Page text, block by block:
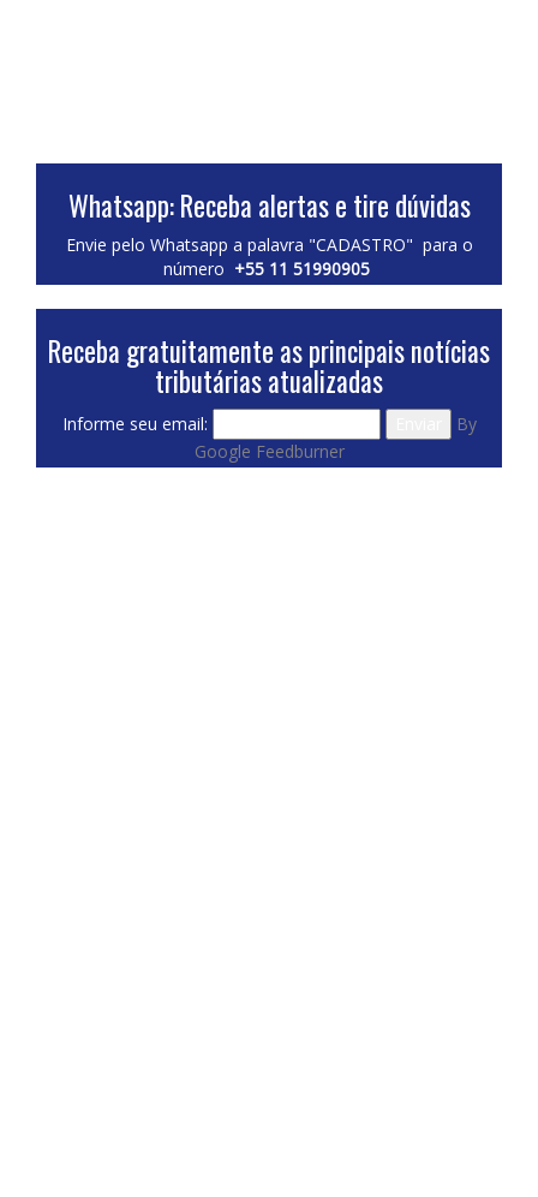
Whatsapp: Receba alertas e tire dúvidas
Envie pelo Whatsapp a palavra "CADASTRO" para o
número +55 11 51990905
Receba gratuitamente as principais notícias
tributárias atualizadas
Informe seu email:
By
Google Feedburner